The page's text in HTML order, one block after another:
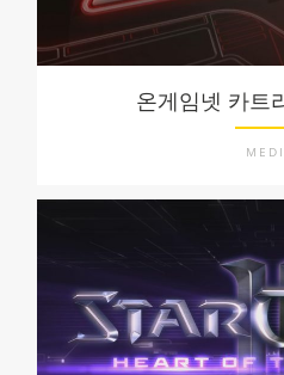
온게임넷 카트